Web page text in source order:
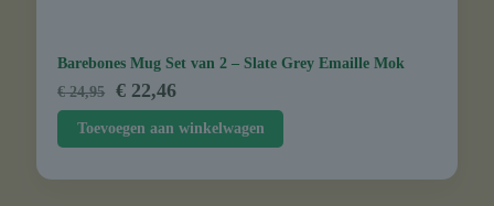
Barebones Mug Set van 2 – Slate Grey Emaille Mok
€24,95
Oorspronkelijke
prijs
was:
€ 24,95.
€ 22,46Huidige
prijs
is:
€ 22,46.
Toevoegen aan winkelwagen